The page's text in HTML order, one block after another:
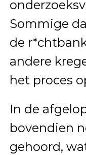
Sommige
de
andere
het proces
In de
bovendien
gehoord,